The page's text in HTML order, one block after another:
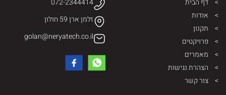
דף הבית
אודות
תקנון
פרויקטים
מאמרים
הצהרת נגישות
צור קשר
072-2344414
זלמן ארן 59 חולון
golan@neryatech.co.il